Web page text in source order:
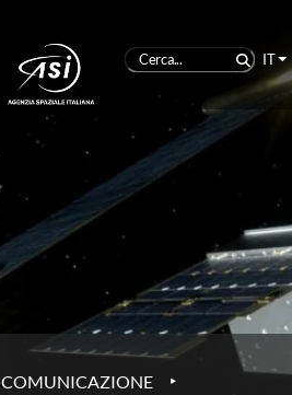
IT
COMUNICAZIONE ‣